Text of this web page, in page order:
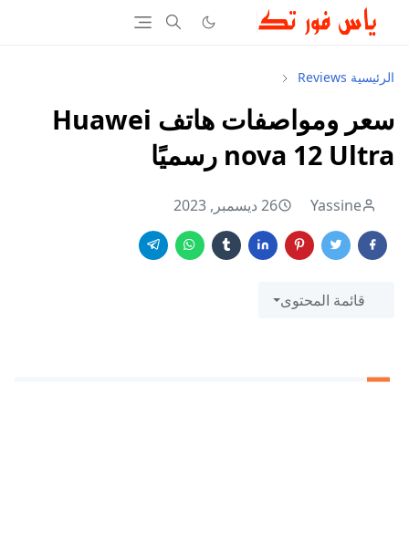
الرئيسية Reviews
سعر ومواصفات هاتف Huawei
nova 12 Ultra رسميًا
Yassine 26 ديسمبر, 2023
قائمة المحتوى